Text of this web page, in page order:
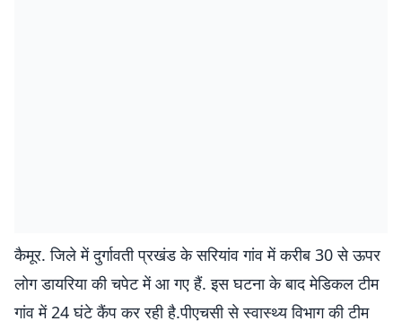
कैमूर. जिले में दुर्गावती प्रखंड के सरियांव गांव में करीब 30 से ऊपर
लोग डायरिया की चपेट में आ गए हैं. इस घटना के बाद मेडिकल टीम
गांव में 24 घंटे कैंप कर रही है.पीएचसी से स्वास्थ्य विभाग की टीम